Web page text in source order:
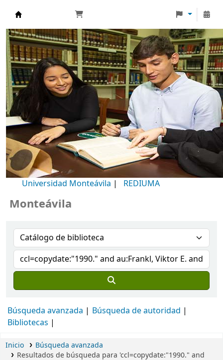
Biblioteca Universidad Monteávila
Universidad Monteávila | REDIUMA
Búsqueda avanzada
Búsqueda de autoridad
Bibliotecas
Inicio
Búsqueda avanzada
Resultados de búsqueda para 'ccl=copydate:"1990." and